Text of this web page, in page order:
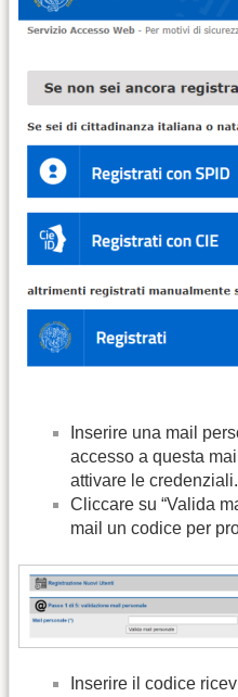
Inserire una mail
accesso a questa
attivare le credenziali.
Cliccare su “Valida
mail un codice per
Inserire il codice